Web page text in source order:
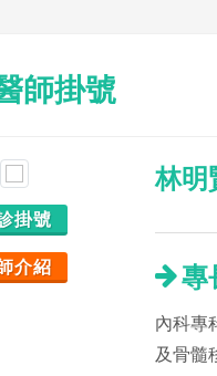
師掛號
掛號
介紹
林明
專
內科專
及骨髓